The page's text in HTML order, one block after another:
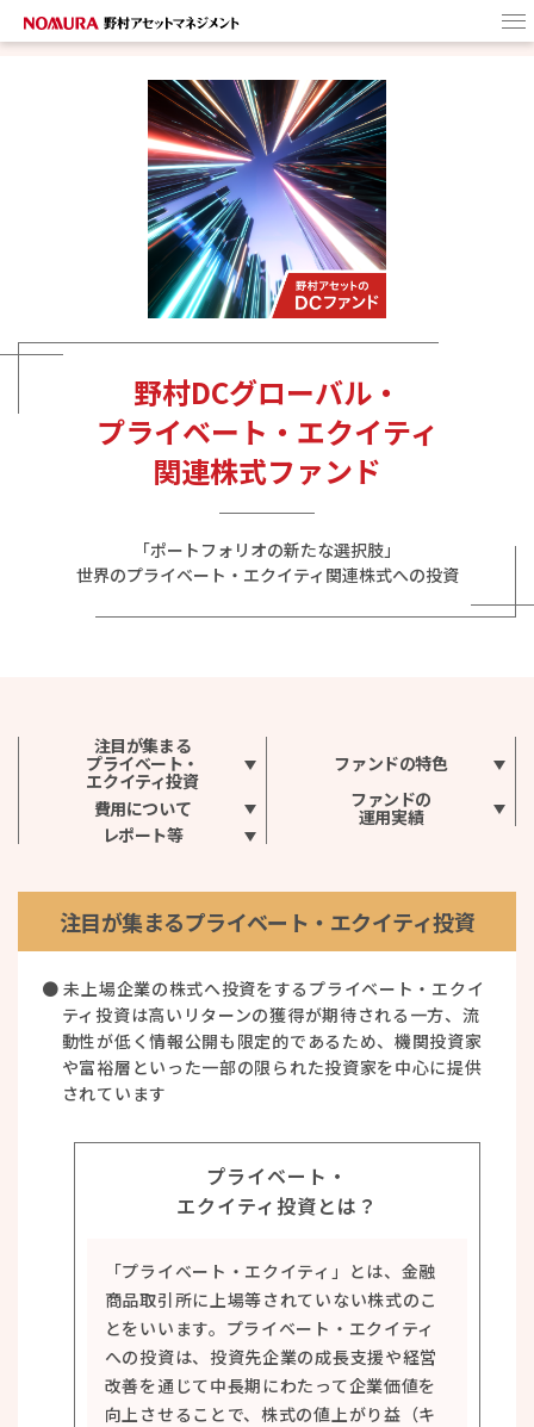
DCファンド
ターゲットイヤー・ファンドとは
商品選びのヒント
野村DCグローバル・
プライベート・エクイティ
関連株式ファンド
「ポートフォリオの新たな選択肢」
世界のプライベート・エクイティ関連株式への投資
注目が集まる
プライベート・
エクイティ投資
ファンドの特色
費用について
ファンドの
運用実績
レポート等
注目が集まるプライベート・エクイティ投資
● 未上場企業の株式へ投資をするプライベート・エクイ
ティ投資は高いリターンの獲得が期待される一方、流
動性が低く情報公開も限定的であるため、機関投資家
や富裕層といった一部の限られた投資家を中心に提供
されています
プライベート・
エクイティ投資とは？
「プライベート・エクイティ」とは、金融
商品取引所に上場等されていない株式のこ
とをいいます。プライベート・エクイティ
への投資は、投資先企業の成長支援や経営
改善を通じて中長期にわたって企業価値を
向上させることで、株式の値上がり益（キ